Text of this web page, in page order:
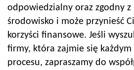
odpowiedzialny oraz zgodny
środowisko i może przynieść
korzyści finansowe. Jeśli
firmy, która zajmie się
procesu, zapraszamy do